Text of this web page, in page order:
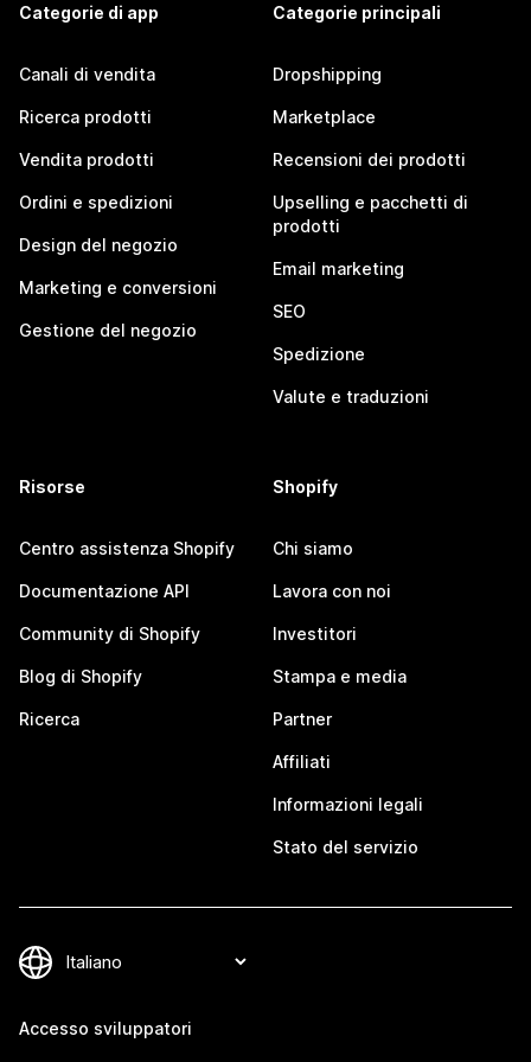
Categorie di app
Canali di vendita
Ricerca prodotti
Vendita prodotti
Ordini e spedizioni
Design del negozio
Marketing e conversioni
Gestione del negozio
Categorie principali
Dropshipping
Marketplace
Recensioni dei prodotti
Upselling e pacchetti di
prodotti
Email marketing
SEO
Spedizione
Valute e traduzioni
Risorse
Centro assistenza Shopify
Documentazione API
Community di Shopify
Blog di Shopify
Ricerca
Shopify
Chi siamo
Lavora con noi
Investitori
Stampa e media
Partner
Affiliati
Informazioni legali
Stato del servizio
Accesso sviluppatori